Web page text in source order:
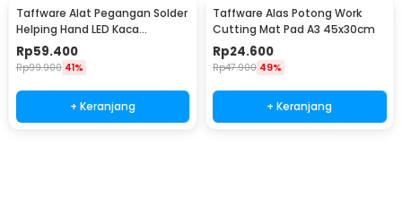
Taffware Alat Pegangan Solder
Helping Hand LED Kaca
Pembesar 3.5X - TE-801
Rp59.400
Rp99.900 41%
+ Keranjang
Taffware Alas Potong Work
Cutting Mat Pad A3 45x30cm
Rp24.600
Rp47.900 49%
+ Keranjang